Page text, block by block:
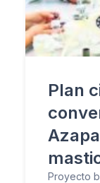
Plan
Proyecto